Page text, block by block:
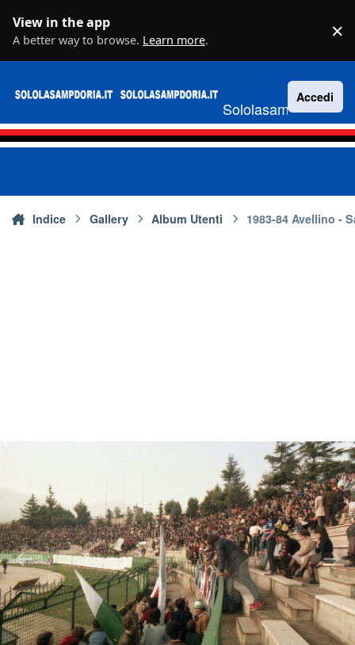
View in the app
A better way to browse. Learn more. ×
Sololasampdoria.it
Accedi
Indice Gallery Album Utenti 1983-84 Avellino -